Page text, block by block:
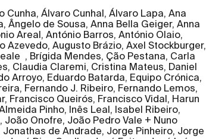
Álvaro Cunhal, Álvaro Lapa, Ana
de Sousa, Anna Bella Geiger, Anna
Areal, António Barros, António Olaio,
Azevedo, Augusto Brázio, Axel Stockburger,
, Brígida Mendes, Ção Pestana, Carla
Claudia Claremi, Cristina Mateus, Daniel
Arroyo, Eduardo Batarda, Equipo Crónica,
Fernando J. Ribeiro, Fernando Lemos,
Francisco Queirós, Francisco Vidal, Harun
Pinho, Inês Leal, Isabel Ribeiro,
Onofre, João Pedro Vale + Nuno
de Andrade, Jorge Pinheiro, Jorge